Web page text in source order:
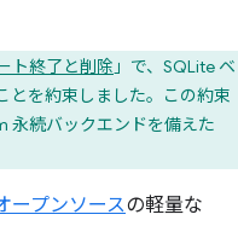
ト終了と削除 」で、SQLite ベ
とを約束しました。この約束
永続バックエンドを備えた
ープンソースの軽量な